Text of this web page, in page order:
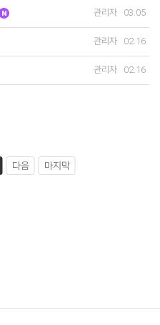
관리자 03.05
관리자 02.16
관리자 02.16
다음 마지막